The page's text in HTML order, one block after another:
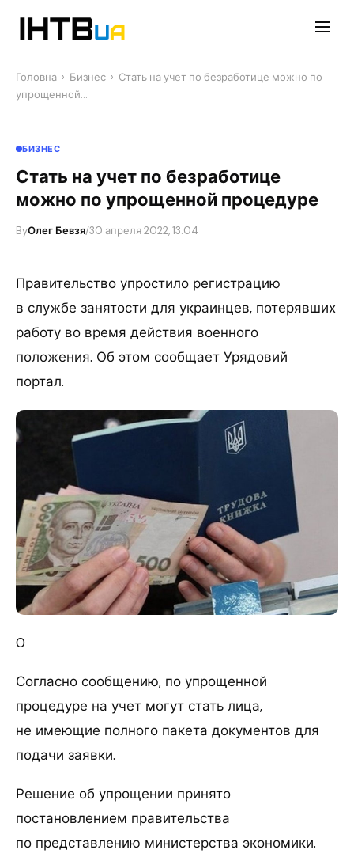
Головна › Бизнес › Стать на учет по безработице можно по
упрощенной…
БИЗНЕС
Стать на учет по безработице
можно по упрощенной процедуре
ByОлег Бевзя/30 апреля 2022, 13:04
Правительство упростило регистрацию
в службе занятости для украинцев, потерявших
работу во время действия военного
положения. Об этом сообщает Урядовий
портал.
0
Согласно сообщению, по упрощенной
процедуре на учет могут стать лица,
не имеющие полного пакета документов для
подачи заявки.
Решение об упрощении принято
постановлением правительства
по представлению министерства экономики.